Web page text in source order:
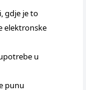
gdje je to
elektronske
u
punu